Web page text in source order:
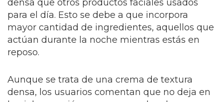
densa que otros productos faciales usados
para el día. Esto se debe a que incorpora
mayor cantidad de ingredientes, aquellos que
actúan durante la noche mientras estás en
reposo.
Aunque se trata de una crema de textura
densa, los usuarios comentan que no deja en